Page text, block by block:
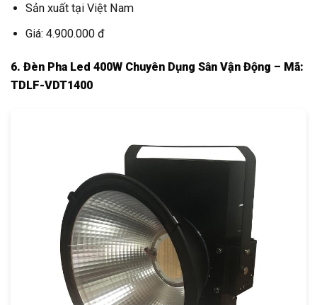
Sản xuất tại Việt Nam
Giá: 4.900.000 đ
6. Đèn Pha Led 400W Chuyên Dụng Sân Vận Động – Mã:
TDLF-VDT1400